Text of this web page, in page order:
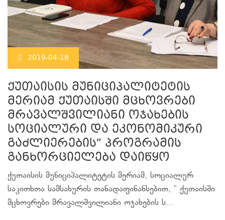
2019-04-18
ქუთაისის მუნიციპალიტეტის
მერიამ ქუთაისში მცხოვრები
მრავალშვილიანი ოჯახების
სოციალური და ეკონომიკური
გაძლიერების” პროგრამის
განხორციელება დაიწყო
ქუთაისის მუნიციპალიტეტის მერიამ, სოციალურ
საკითხთა სამსახურის თანადაფინანსებით, ” ქუთაისში
მცხოვრები მრავალშვილიანი ოჯახების ს...